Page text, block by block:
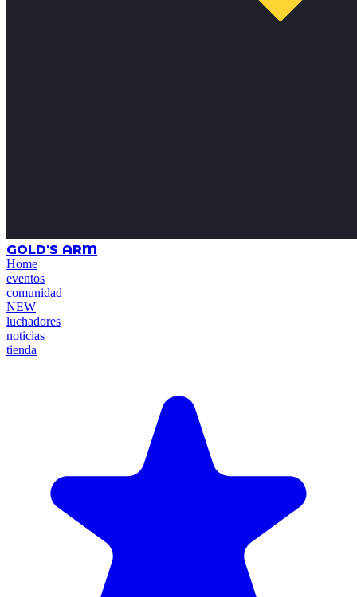
GOLD'S ARM
Home
eventos
comunidad
NEW
luchadores
noticias
tienda